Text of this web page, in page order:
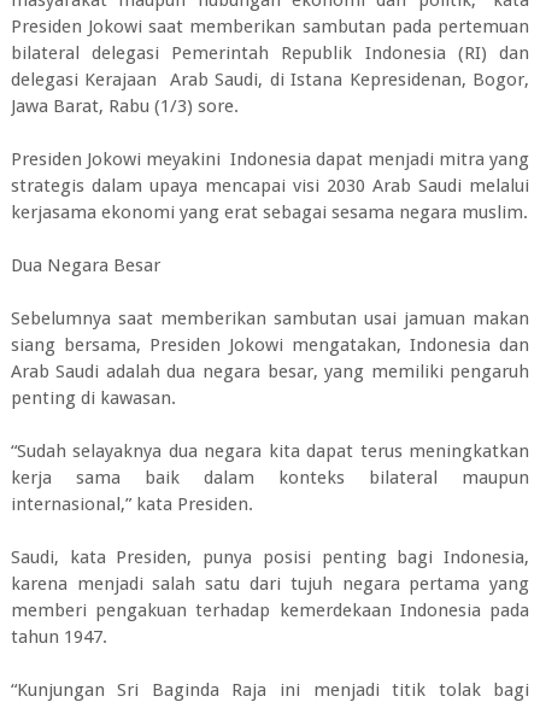
Presiden Jokowi saat memberikan sambutan pada pertemuan
bilateral delegasi Pemerintah Republik Indonesia (RI) dan
delegasi Kerajaan Arab Saudi, di Istana Kepresidenan, Bogor,
Jawa Barat, Rabu (1/3) sore.
Presiden Jokowi meyakini Indonesia dapat menjadi mitra yang
strategis dalam upaya mencapai visi 2030 Arab Saudi melalui
kerjasama ekonomi yang erat sebagai sesama negara muslim.
Dua Negara Besar
Sebelumnya saat memberikan sambutan usai jamuan makan
siang bersama, Presiden Jokowi mengatakan, Indonesia dan
Arab Saudi adalah dua negara besar, yang memiliki pengaruh
penting di kawasan.
“Sudah selayaknya dua negara kita dapat terus meningkatkan
kerja sama baik dalam konteks bilateral maupun
internasional,” kata Presiden.
Saudi, kata Presiden, punya posisi penting bagi Indonesia,
karena menjadi salah satu dari tujuh negara pertama yang
memberi pengakuan terhadap kemerdekaan Indonesia pada
tahun 1947.
“Kunjungan Sri Baginda Raja ini menjadi titik tolak bagi